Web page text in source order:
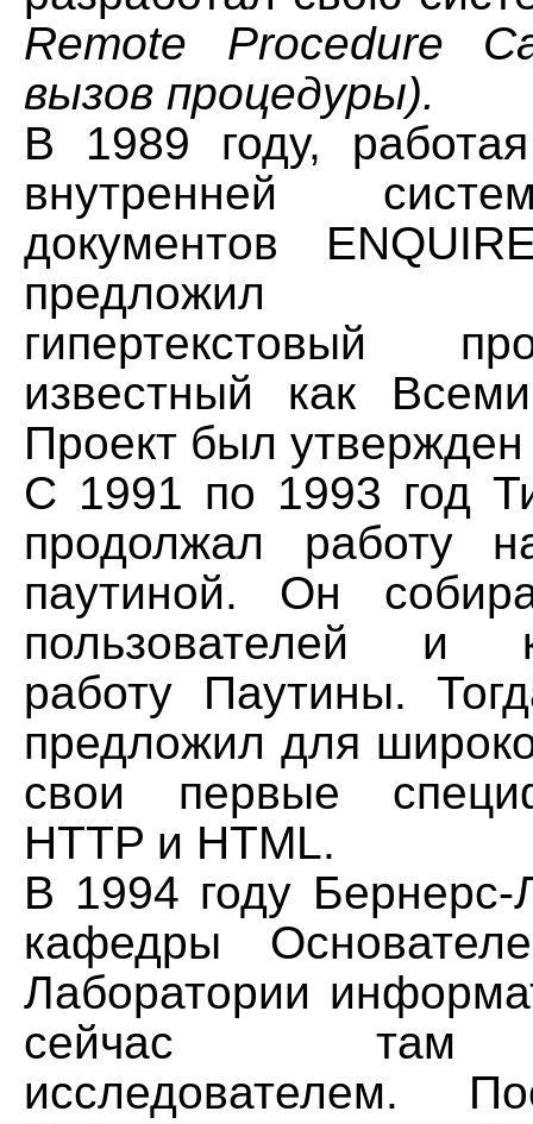
Remote Procedure
вызов процедуры).
В 1989 году,
внутренней
документов
предложил
гипертекстовый
известный как
Проект был
С 1991 по 1993 год
продолжал работу
паутиной. Он
пользователей и
работу Паутины.
предложил для
свои первые
HTTP и HTML.
В 1994 году Бернерс-
кафедры
Лаборатории
сейчас там
исследователем.